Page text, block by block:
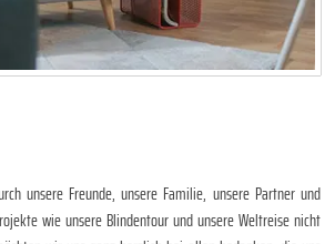
unsere Freunde, unsere Familie, unsere Partner und
wie unsere Blindentour und unsere Weltreise nicht